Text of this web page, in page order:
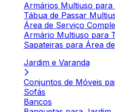
Armários Multiuso para
Tábua de Passar
Área de Serviço
Armário Multiuso para
Sapateiras para Área
Jardim e Varanda
Conjuntos de Móveis
Sofás
Bancos